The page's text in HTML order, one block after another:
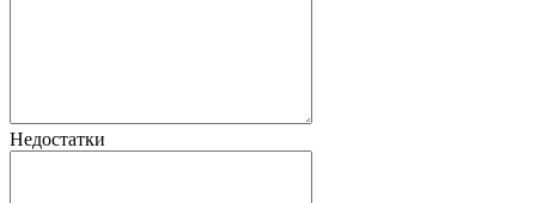
Недостатки